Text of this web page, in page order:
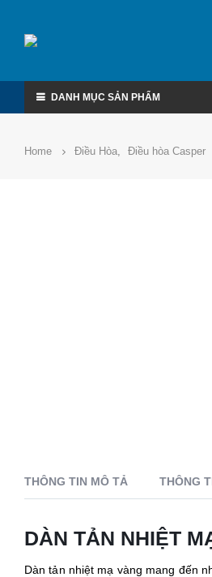
DANH MỤC SẢN PHẨM
Home Điều Hòa, Điều hòa Casper
THÔNG TIN MÔ TẢ THÔNG
DÀN TẢN NHIỆT
Dàn tản nhiệt mạ vàng mang đến